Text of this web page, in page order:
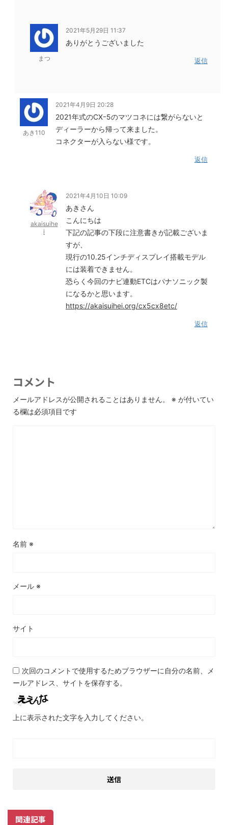
まつ
2021年5月29日 11:37
ありがとうございました
返信
あき110
2021年4月9日 20:28
2021年式のCXｰ5のマツコネには繋がらないと
ディーラーから帰って来ました。
コネクターが入らない様です。
返信
akaisuihe
i
2021年4月10日 10:09
あきさん
こんにちは
下記の記事の下段に注意書きが記載ございま
すが、
現行の10.25インチディスプレイ搭載モデル
には装着できません。
恐らく今回のナビ連動ETCはパナソニック製
になるかと思います。
https://akaisuihei.org/cx5cx8etc/
返信
コメント
メールアドレスが公開されることはありません。 ※ が付いてい
る欄は必須項目です
名前 ※
メール ※
サイト
次回のコメントで使用するためブラウザーに自分の名前、メ
ールアドレス、サイトを保存する。
上に表示された文字を入力してください。
関連記事